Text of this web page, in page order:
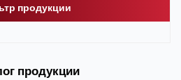
продукции
продукции